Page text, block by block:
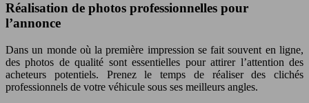
Réalisation de photos professionnelles pour
l’annonce
Dans un monde où la première impression se fait souvent en ligne,
des photos de qualité sont essentielles pour attirer l’attention des
acheteurs potentiels. Prenez le temps de réaliser des clichés
professionnels de votre véhicule sous ses meilleurs angles.